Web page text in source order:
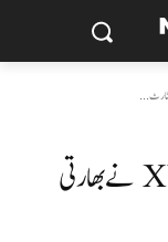
اے آئی ڈیٹا سینٹرز کی پاور لمیٹڈز، پیک XV نے بھارتی